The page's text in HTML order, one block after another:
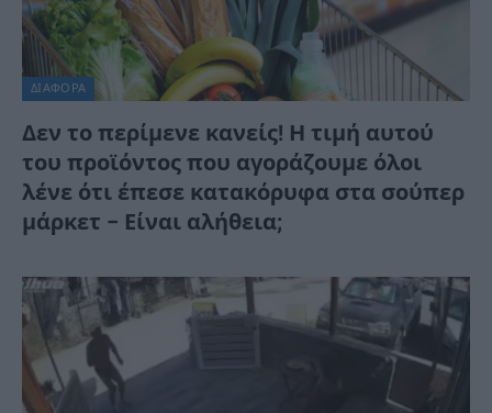
ΔΙΆΦΟΡΑ
Δεν το περίμενε κανείς! Η τιμή αυτού
του προϊόντος που αγοράζουμε όλοι
λένε ότι έπεσε κατακόρυφα στα σούπερ
μάρκετ – Είναι αλήθεια;